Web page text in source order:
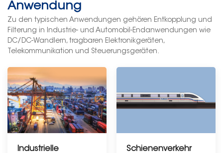
Anwendung
Zu den typischen Anwendungen gehören Entkopplung und
Filterung in Industrie- und Automobil-Endanwendungen wie
DC/DC-Wandlern, tragbaren Elektronikgeräten,
Telekommunikation und Steuerungsgeräten.
Industrielle
Schienenverkehr